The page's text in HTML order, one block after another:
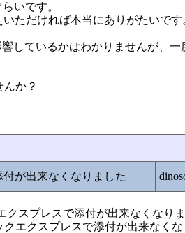
いです。
ただければ本当にありがたいで
響しているかはわかりませんが、
んか？
が出来なくなりました
クスプレスで添付が出来なくなり
クエクスプレスで添付が出来なく